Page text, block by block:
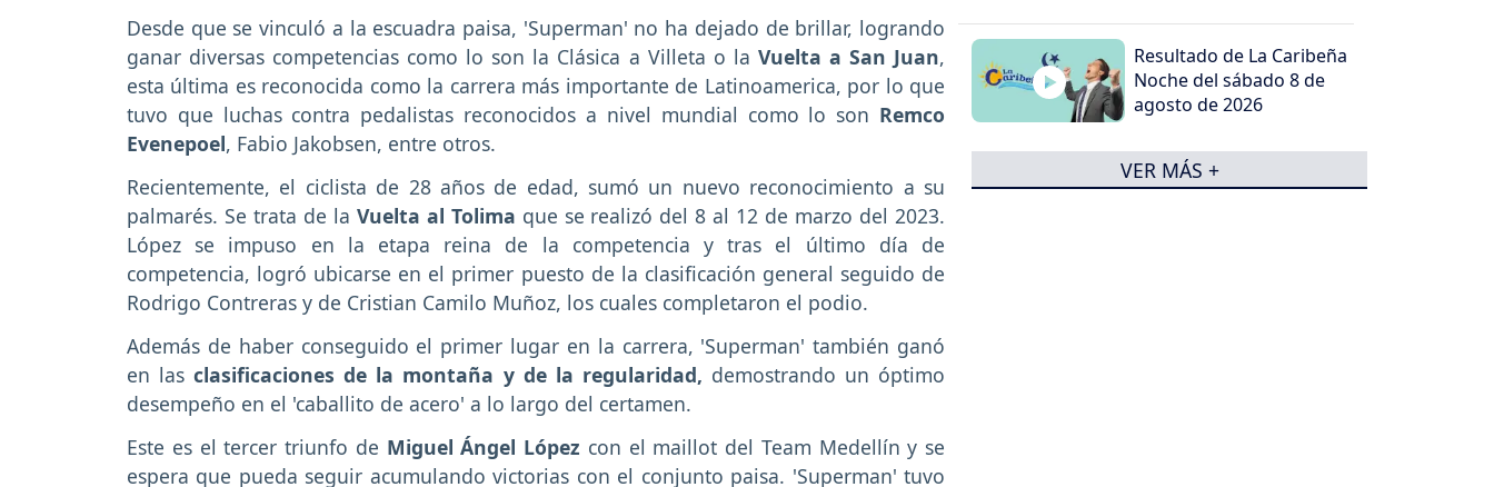
Desde que se vinculó a la escuadra paisa, 'Superman' no ha dejado de brillar, logrando
ganar diversas competencias como lo son la Clásica a Villeta o la Vuelta a San Juan,
esta última es reconocida como la carrera más importante de Latinoamerica, por lo que
tuvo que luchas contra pedalistas reconocidos a nivel mundial como lo son Remco
Evenepoel, Fabio Jakobsen, entre otros.
Recientemente, el ciclista de 28 años de edad, sumó un nuevo reconocimiento a su
palmarés. Se trata de la Vuelta al Tolima que se realizó del 8 al 12 de marzo del 2023.
López se impuso en la etapa reina de la competencia y tras el último día de
competencia, logró ubicarse en el primer puesto de la clasificación general seguido de
Rodrigo Contreras y de Cristian Camilo Muñoz, los cuales completaron el podio.
Además de haber conseguido el primer lugar en la carrera, 'Superman' también ganó
en lasclasificaciones de la montaña y de la regularidad, demostrando un óptimo
desempeño en el 'caballito de acero' a lo largo del certamen.
Este es el tercer triunfo de Miguel Ángel López con el maillot del Team Medellín y se
espera que pueda seguir acumulando victorias con el conjunto paisa. 'Superman' tuvo
Resultado de La Caribeña
Noche del sábado 8 de
agosto de 2026
VER MÁS +